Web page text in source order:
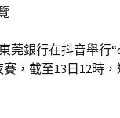
莞銀行在抖音舉行
，截至13日12時